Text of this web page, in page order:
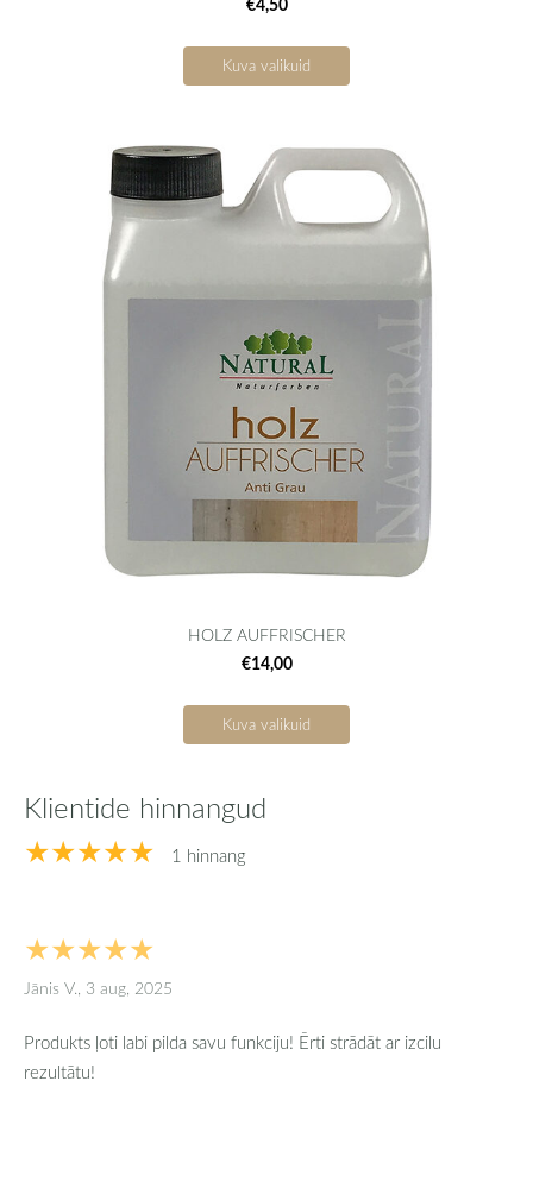
Kuva valikuid
HOLZ AUFFRISCHER
€14,00
Kuva valikuid
Klientide hinnangud
★★★★★ 1 hinnang
★★★★★
Jānis V., 3 aug, 2025
Produkts ļoti labi pilda savu funkciju! Ērti strādāt ar izcilu
rezultātu!